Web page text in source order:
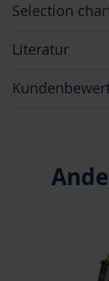
Selection
Literatur